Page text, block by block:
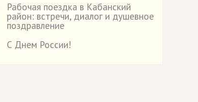
Рабочая поездка в Кабанский
район: встречи, диалог и душевное
поздравление
С Днем России!